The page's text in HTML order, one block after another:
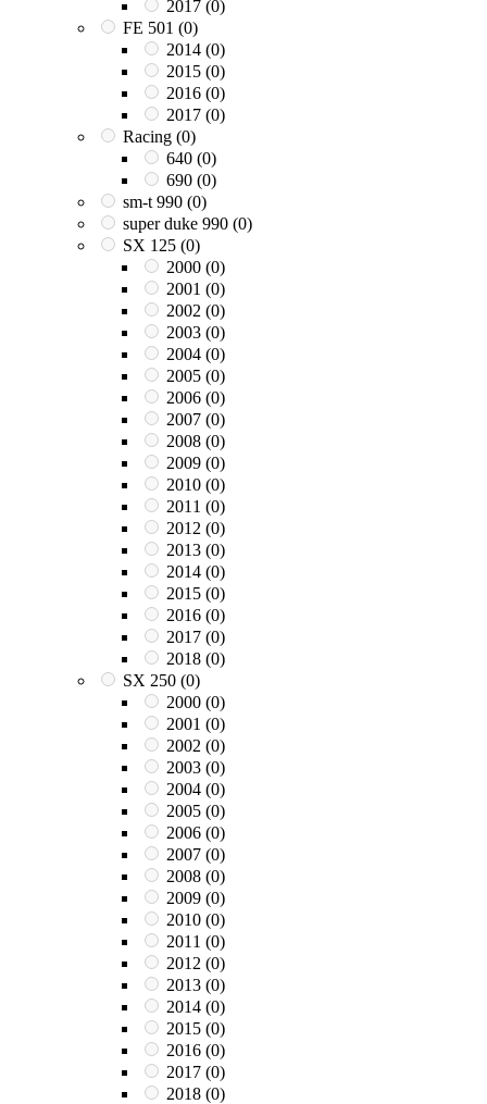
2017 (0)
FE 501 (0)
2014 (0)
2015 (0)
2016 (0)
2017 (0)
Racing (0)
640 (0)
690 (0)
sm-t 990 (0)
super duke 990 (0)
SX 125 (0)
2000 (0)
2001 (0)
2002 (0)
2003 (0)
2004 (0)
2005 (0)
2006 (0)
2007 (0)
2008 (0)
2009 (0)
2010 (0)
2011 (0)
2012 (0)
2013 (0)
2014 (0)
2015 (0)
2016 (0)
2017 (0)
2018 (0)
SX 250 (0)
2000 (0)
2001 (0)
2002 (0)
2003 (0)
2004 (0)
2005 (0)
2006 (0)
2007 (0)
2008 (0)
2009 (0)
2010 (0)
2011 (0)
2012 (0)
2013 (0)
2014 (0)
2015 (0)
2016 (0)
2017 (0)
2018 (0)